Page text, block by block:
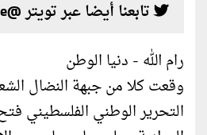
تابعنا أيضا عبر تويتر @alwatanvoice
رام الله - دنيا الوطن
وقعت كلا من جبهة النضال
التحرير الوطني الفلسطيني